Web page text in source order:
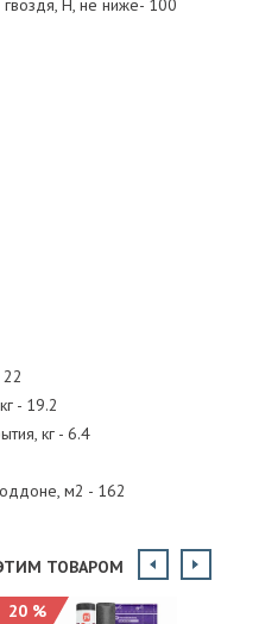
Н, не ниже- 100
22
- 19.2
кг - 6.4
м2 - 162
ТОВАРОМ
20 %